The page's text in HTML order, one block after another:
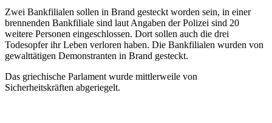
Zwei Bankfilialen sollen in Brand gesteckt worden sein, in einer
brennenden Bankfiliale sind laut Angaben der Polizei sind 20
weitere Personen eingeschlossen. Dort sollen auch die drei
Todesopfer ihr Leben verloren haben. Die Bankfilialen wurden von
gewalttätigen Demonstranten in Brand gesteckt.
Das griechische Parlament wurde mittlerweile von
Sicherheitskräften abgeriegelt.